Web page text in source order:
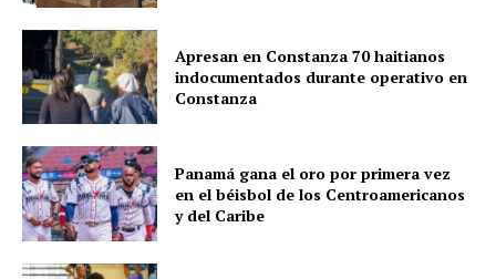
Apresan en Constanza 70 haitianos
indocumentados durante operativo en
Constanza
Panamá gana el oro por primera vez
en el béisbol de los Centroamericanos
y del Caribe